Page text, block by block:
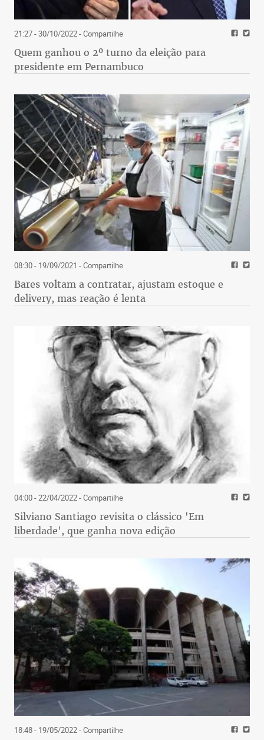
21:27 - 30/10/2022- Compartilhe
Quem ganhou o 2º turno da eleição para
presidente em Pernambuco
08:30 - 19/09/2021 - Compartilhe
Bares voltam a contratar, ajustam estoque e
delivery, mas reação é lenta
04:00 - 22/04/2022- Compartilhe
Silviano Santiago revisita o clássico 'Em
liberdade', que ganha nova edição
18:48 - 19/05/2022- Compartilhe